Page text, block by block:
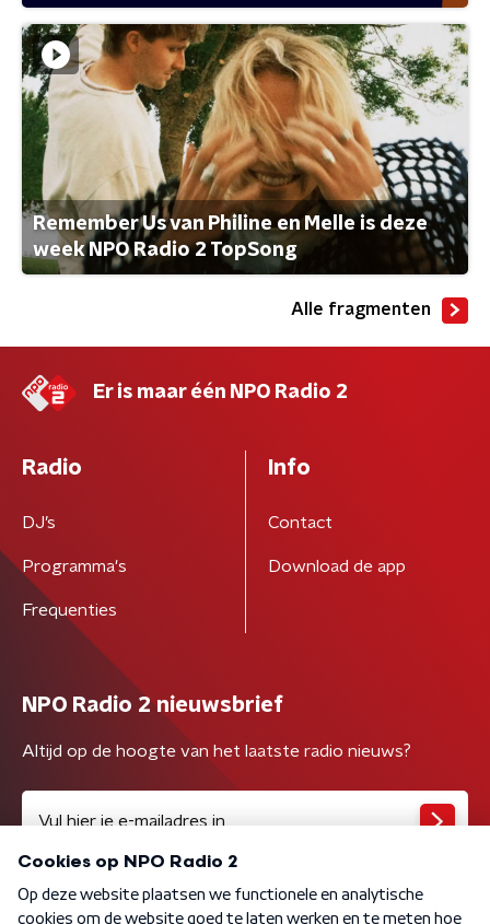
Remember Us van Philine en Melle is deze
week NPO Radio 2 TopSong
Alle fragmenten
Er is maar één NPO Radio 2
Radio
DJ’s
Programma's
Frequenties
Info
Contact
Download de app
NPO Radio 2 nieuwsbrief
Altijd op de hoogte van het laatste radio nieuws?